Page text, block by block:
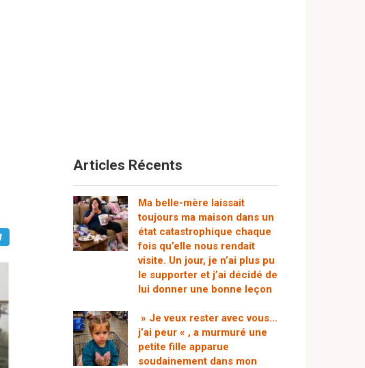
Articles Récents
Ma belle-mère laissait
toujours ma maison dans un
état catastrophique chaque
fois qu’elle nous rendait
visite. Un jour, je n’ai plus pu
le supporter et j’ai décidé de
lui donner une bonne leçon
» Je veux rester avec vous…
j’ai peur « , a murmuré une
petite fille apparue
soudainement dans mon